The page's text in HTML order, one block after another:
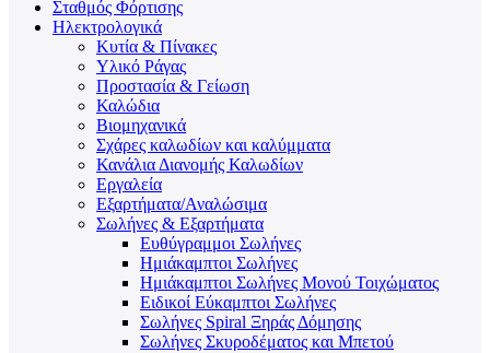
Σταθμός Φόρτισης
Ηλεκτρολογικά
Κυτία & Πίνακες
Υλικό Ράγας
Προστασία & Γείωση
Καλώδια
Βιομηχανικά
Σχάρες καλωδίων και καλύμματα
Κανάλια Διανομής Καλωδίων
Εργαλεία
Εξαρτήματα/Αναλώσιμα
Σωλήνες & Εξαρτήματα
Ευθύγραμμοι Σωλήνες
Ημιάκαμπτοι Σωλήνες
Ημιάκαμπτοι Σωλήνες Μονού Τοιχώματος
Ειδικοί Εύκαμπτοι Σωλήνες
Σωλήνες Spiral Ξηράς Δόμησης
Σωλήνες Σκυροδέματος και Μπετού